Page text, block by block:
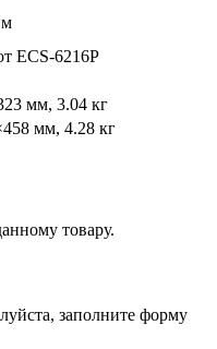
ECS-6216P
мм, 3.04 кг
мм, 4.28 кг
товару.
заполните форму